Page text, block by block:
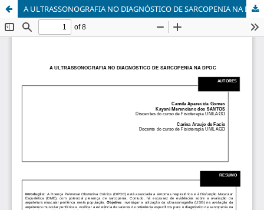
A ULTRASSONOGRAFIA NO DIAGNÓSTICO DE SARCOPENIA NA DPOC